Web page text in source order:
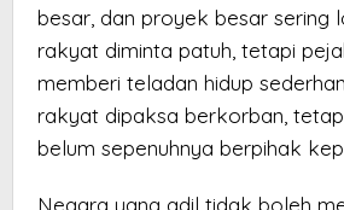
besar, dan proyek besar sering
rakyat diminta patuh, tetapi
memberi teladan hidup
rakyat dipaksa berkorban,
belum sepenuhnya berpihak
Negara yang adil tidak boleh